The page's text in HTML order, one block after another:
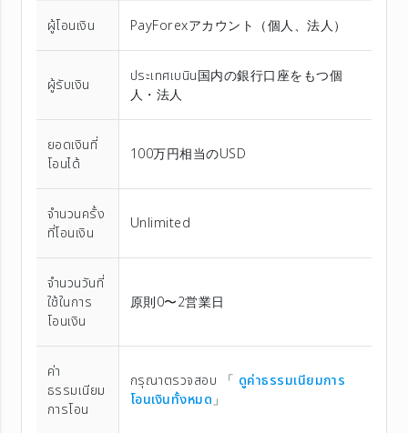
ผู้โอนเงิน PayForexアカウント（個⼈、法⼈）
ผู้รับเงิน
ประเทศเบนิน国内の銀行口座をもつ個
人・法人
ยอดเงินที่
โอนได้
100万円相当のUSD
จำนวนครั้ง
ที่โอนเงิน
Unlimited
จำนวนวันที่
ใช้ในการ
โอนเงิน
原則0〜2営業日
ค่า
ธรรมเนียม
การโอน
กรุณาตรวจสอบ 「 ดูค่าธรรมเนียมการ
โอนเงินทั้งหมด」